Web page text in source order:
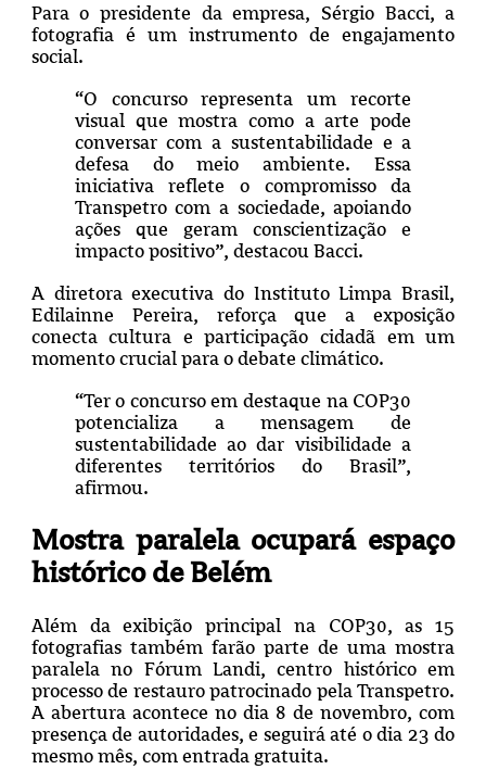
Para o presidente da empresa, Sérgio Bacci, a
fotografia é um instrumento de engajamento
social.
“O concurso representa um recorte
visual que mostra como a arte pode
conversar com a sustentabilidade e a
defesa do meio ambiente. Essa
iniciativa reflete o compromisso da
Transpetro com a sociedade, apoiando
ações que geram conscientização e
impacto positivo”, destacou Bacci.
A diretora executiva do Instituto Limpa Brasil,
Edilainne Pereira, reforça que a exposição
conecta cultura e participação cidadã em um
momento crucial para o debate climático.
“Ter o concurso em destaque na COP30
potencializa a mensagem de
sustentabilidade ao dar visibilidade a
diferentes territórios do Brasil”,
afirmou.
Mostra paralela ocupará espaço
histórico de Belém
Além da exibição principal na COP30, as 15
fotografias também farão parte de uma mostra
paralela no Fórum Landi, centro histórico em
processo de restauro patrocinado pela Transpetro.
A abertura acontece no dia 8 de novembro, com
presença de autoridades, e seguirá até o dia 23 do
mesmo mês, com entrada gratuita.